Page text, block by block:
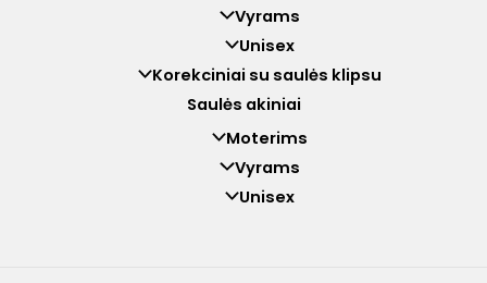
Vyrams
Unisex
Korekciniai su saulės klipsu
Saulės akiniai
Moterims
Vyrams
Unisex